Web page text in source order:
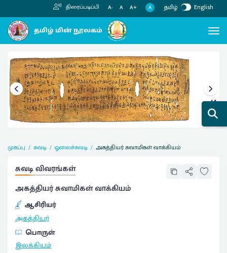
திரைப்படிப்பி A- A A+ A தமிழ் English
முகப்பு சுவடி ஓலைச்சுவடி அகத்தியர் சுவாமிகள் வாக்கியம்
சுவடி விவரங்கள்
அகத்தியர் சுவாமிகள் வாக்கியம்
ஆசிரியர்
அகத்தியர்
பொருள்
இலக்கியம்